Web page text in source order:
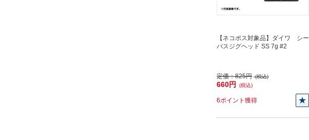
【ネコポス対象品】ダイワ シー
バスジグヘッド SS 7g #2
定価：825円 (税込)
660円 (税込)
6ポイント獲得